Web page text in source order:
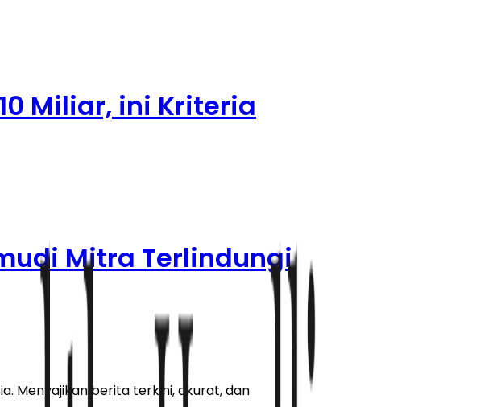
Miliar, ini Kriteria
Mitra Terlindungi
Menyajikan berita terkini, akurat, dan